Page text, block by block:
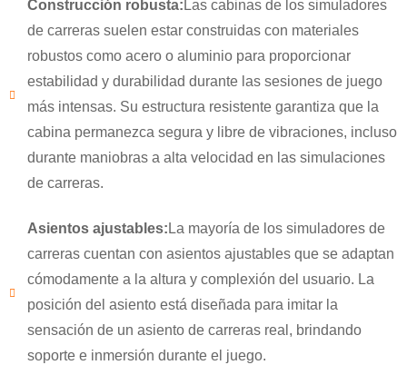
Construcción robusta: Las cabinas de los simuladores
de carreras suelen estar construidas con materiales
robustos como acero o aluminio para proporcionar
estabilidad y durabilidad durante las sesiones de juego
más intensas. Su estructura resistente garantiza que la
cabina permanezca segura y libre de vibraciones, incluso
durante maniobras a alta velocidad en las simulaciones
de carreras.
Asientos ajustables: La mayoría de los simuladores de
carreras cuentan con asientos ajustables que se adaptan
cómodamente a la altura y complexión del usuario. La
posición del asiento está diseñada para imitar la
sensación de un asiento de carreras real, brindando
soporte e inmersión durante el juego.
ENVIAR UNA SOLICITUD